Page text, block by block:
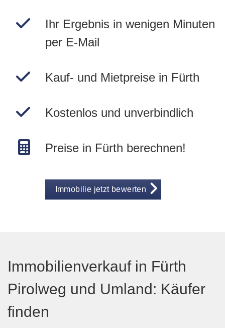
Ihr Ergebnis in wenigen Minuten
per E-Mail
Kauf- und Mietpreise in Fürth
Kostenlos und unverbindlich
Preise in Fürth berechnen!
Immobilie jetzt bewerten
Immobilienverkauf in Fürth
Pirolweg und Umland: Käufer
finden